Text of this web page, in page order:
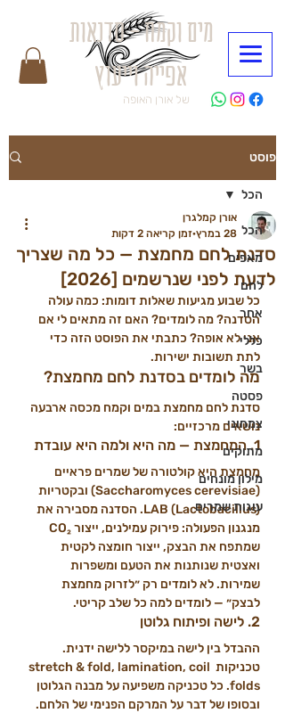
מים וקמח - סדנאות
אפייה וייעוץ
של אורן האופה
פוסט
הכל
מאפים
לחם
אחר
כללי
בשר
פסטה
צמחוני
מתוקים
מילון מונחים
עוגות שמרים
הכל
סדנת לחם מחמצת — כל מה שצריך
לדעת לפני שנרשמים [2026]
אורן קמלגרן
28 במרץ
זמן קריאה 2 דקות
כל שבוע מגיעות שאלות דומות: כמה עולה
הסדנה? מה לומדים? האם זה מתאים לי אם
אני לא אופה? כתבתי את הפוסט הזה כדי
לתת תשובות ישירות.
מה לומדים בסדנת לחם מחמצת?
סדנת לחם מחמצת במים וקמח מכסה ארבעה
נושאים מרכזיים:
1. המחמצת — מה היא ולמה היא עובדת
מחמצת היא קולטורה של שמרים פראיים
(Saccharomyces cerevisiae) ובקטריות
LAB (Lactobacillus). הסדנה מסבירה את
שמתפח את הבצק, ייצור חומצה לקטית
ואצטית שנותנות את הטעם ומשפרות
שמירות. לא לומדים רק ״לזרוק מחמצת
לבצק״ — לומדים למה כל שלב קריטי.
2. לישה ופיתוח גלוטן
ההבדל בין לישה במיקסר ללישה ידנית.
טכניקות stretch & fold, lamination, coil
folds. כל טכניקה משפיעה על מבנה הגלוטן
ובסופו של דבר על המרקם הפנימי של הלחם.